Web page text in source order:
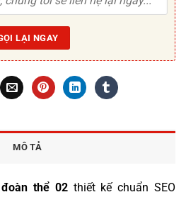
MÔ TẢ
thể 02thiết kế chuẩn SEO